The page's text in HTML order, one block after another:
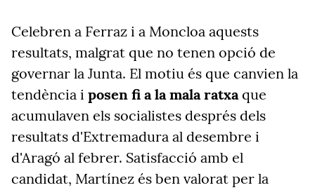
Celebren a Ferraz i a Moncloa aquests
resultats, malgrat que no tenen opció de
governar la Junta. El motiu és que canvien la
tendència i posen fi a la mala ratxaque
acumulaven els socialistes després dels
resultats d'Extremadura al desembre i
d'Aragó al febrer. Satisfacció amb el
candidat, Martínez és ben valorat per la